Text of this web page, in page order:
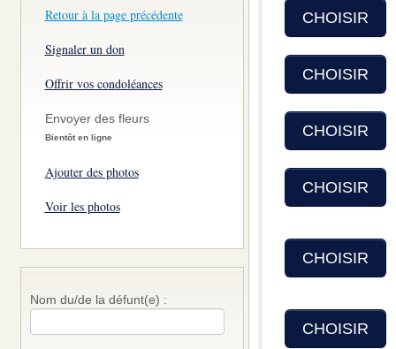
Retour à la page précédente
Signaler un don
Offrir vos condoléances
Envoyer des fleurs
Bientôt en ligne
Ajouter des photos
Voir les photos
Nom du/de la défunt(e) :
CHOISIR
CHOISIR
CHOISIR
CHOISIR
CHOISIR
CHOISIR